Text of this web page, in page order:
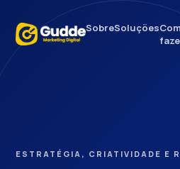
SobreSoluções
ESTRATÉGIA, CRIATIVIDADE E